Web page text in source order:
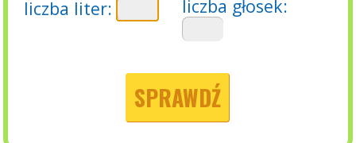
liczba liter: liczba głosek:
SPRAWDŹ